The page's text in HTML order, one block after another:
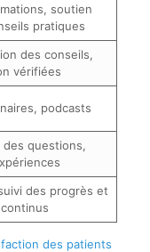
soutien
pratiques
des conseils,
vérifiées
podcasts
des questions,
des progrès et
des patients